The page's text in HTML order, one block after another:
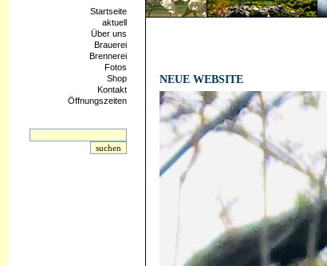
Startseite
aktuell
Über uns
Brauerei
Brennerei
Fotos
Shop
Kontakt
Öffnungszeiten
NEUE WEBSITE